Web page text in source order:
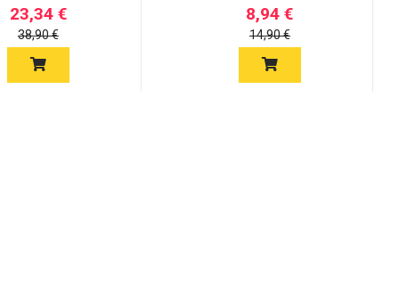
23,34 €
38,90 €
8,94 €
14,90 €